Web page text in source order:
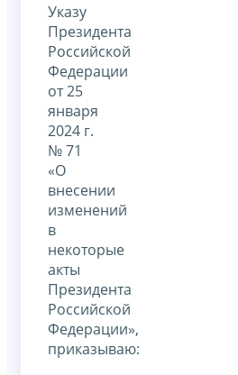
Указу
Президента
Российской
Федерации
от 25
января
2024 г.
№ 71
«О
внесении
изменений
в
некоторые
акты
Президента
Российской
Федерации»,
приказываю: